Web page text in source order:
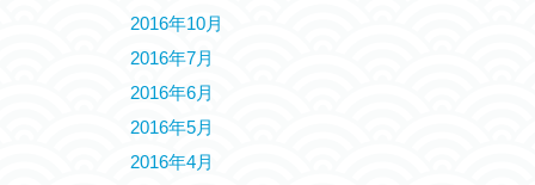
2016年10月
2016年7月
2016年6月
2016年5月
2016年4月